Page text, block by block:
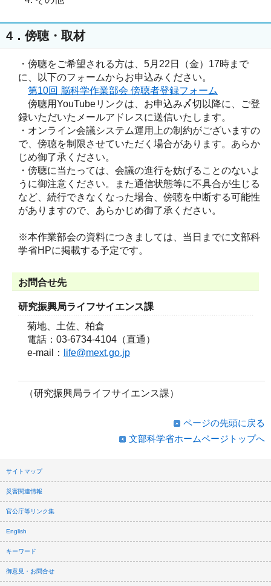
4．傍聴・取材
・傍聴をご希望される方は、5月22日（金）17時まで
に、以下のフォームからお申込みください。
第10回 脳科学作業部会 傍聴者登録フォーム
傍聴用YouTubeリンクは、お申込み〆切以降に、ご登
録いただいたメールアドレスに送信いたします。
・オンライン会議システム運用上の制約がございますの
で、傍聴を制限させていただく場合があります。あらか
じめ御了承ください。
・傍聴に当たっては、会議の進行を妨げることのないよ
うに御注意ください。また通信状態等に不具合が生じる
など、続行できなくなった場合、傍聴を中断する可能性
がありますので、あらかじめ御了承ください。
※本作業部会の資料につきましては、当日までに文部科
学省HPに掲載する予定です。
お問合せ先
研究振興局ライフサイエンス課
菊地、土佐、柏倉
電話：03-6734-4104（直通）
e-mail：
life@mext.go.jp
（研究振興局ライフサイエンス課）
ページの先頭に戻る
文部科学省ホームページトップへ
サイトマップ
災害関連情報
官公庁等リンク集
English
キーワード
御意見・お問合せ